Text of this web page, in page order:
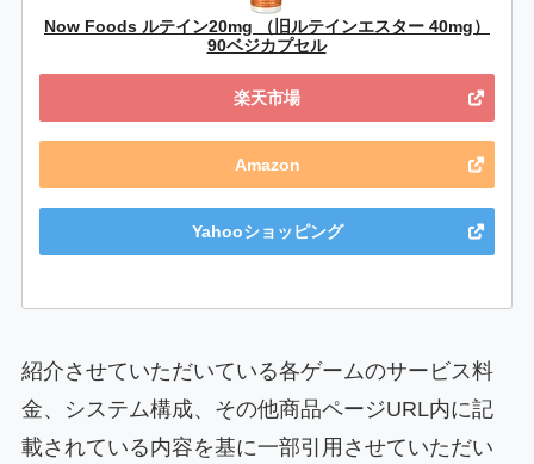
Now Foods ルテイン20mg （旧ルテインエスター 40mg）
90ベジカプセル
楽天市場
Amazon
Yahooショッピング
紹介させていただいている各ゲームのサービス料
金、システム構成、その他商品ページURL内に記
載されている内容を基に一部引用させていただい